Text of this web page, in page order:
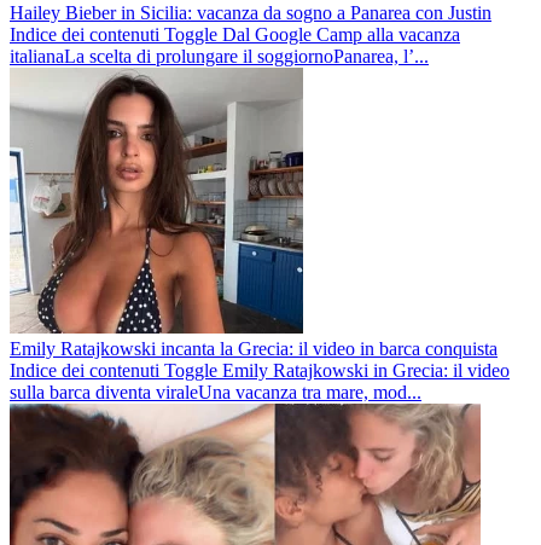
Hailey Bieber in Sicilia: vacanza da sogno a Panarea con Justin
Indice dei contenuti Toggle Dal Google Camp alla vacanza
italianaLa scelta di prolungare il soggiornoPanarea, l’...
Emily Ratajkowski incanta la Grecia: il video in barca conquista
Indice dei contenuti Toggle Emily Ratajkowski in Grecia: il video
sulla barca diventa viraleUna vacanza tra mare, mod...